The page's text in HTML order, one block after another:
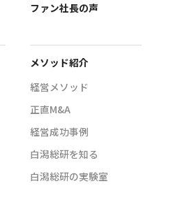
ファン社長の声
メソッド紹介
経営メソッド
正直M&A
経営成功事例
白潟総研を知る
白潟総研の実験室